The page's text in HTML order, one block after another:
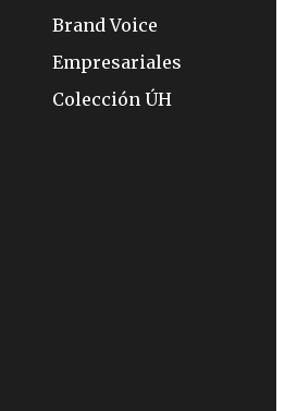
Brand Voice
Empresariales
Colección ÚH